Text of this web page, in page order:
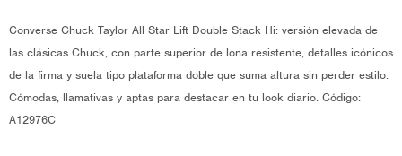
Converse Chuck Taylor All Star Lift Double Stack Hi: versión elevada de
las clásicas Chuck, con parte superior de lona resistente, detalles icónicos
de la firma y suela tipo plataforma doble que suma altura sin perder estilo.
Cómodas, llamativas y aptas para destacar en tu look diario. Código:
A12976C